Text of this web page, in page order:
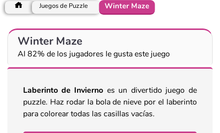
Juegos de Puzzle Winter Maze
Winter Maze
Al 82% de los jugadores le gusta este juego
Laberinto de Invierno es un divertido juego de
puzzle. Haz rodar la bola de nieve por el laberinto
para colorear todas las casillas vacías.